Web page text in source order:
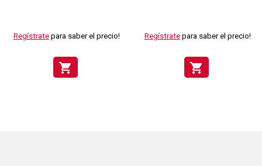
Regístrate para saber el precio!
shopping_cart
Regístrate para saber el precio!
shopping_cart